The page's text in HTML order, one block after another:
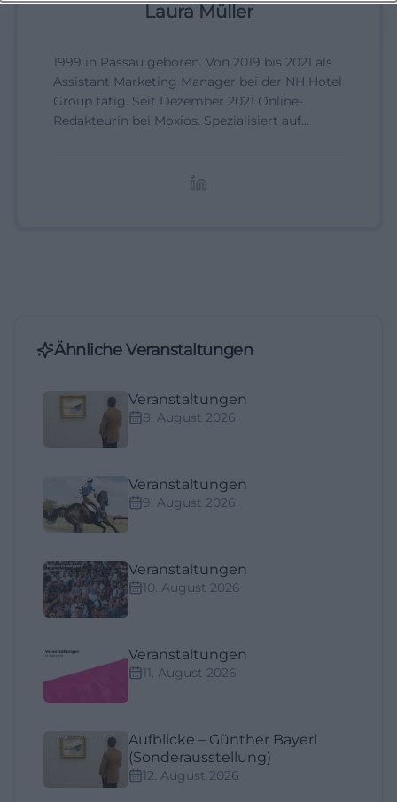
Laura Müller
1999 in Passau geboren. Von 2019 bis 2021 als
Assistant Marketing Manager bei der NH Hotel
Group tätig. Seit Dezember 2021 Online-
Redakteurin bei Moxios. Spezialisiert auf
Ähnliche Veranstaltungen
Veranstaltungen
8. August 2026
Veranstaltungen
9. August 2026
Veranstaltungen
10. August 2026
Veranstaltungen
11. August 2026
Aufblicke – Günther Bayerl
(Sonderausstellung)
12. August 2026